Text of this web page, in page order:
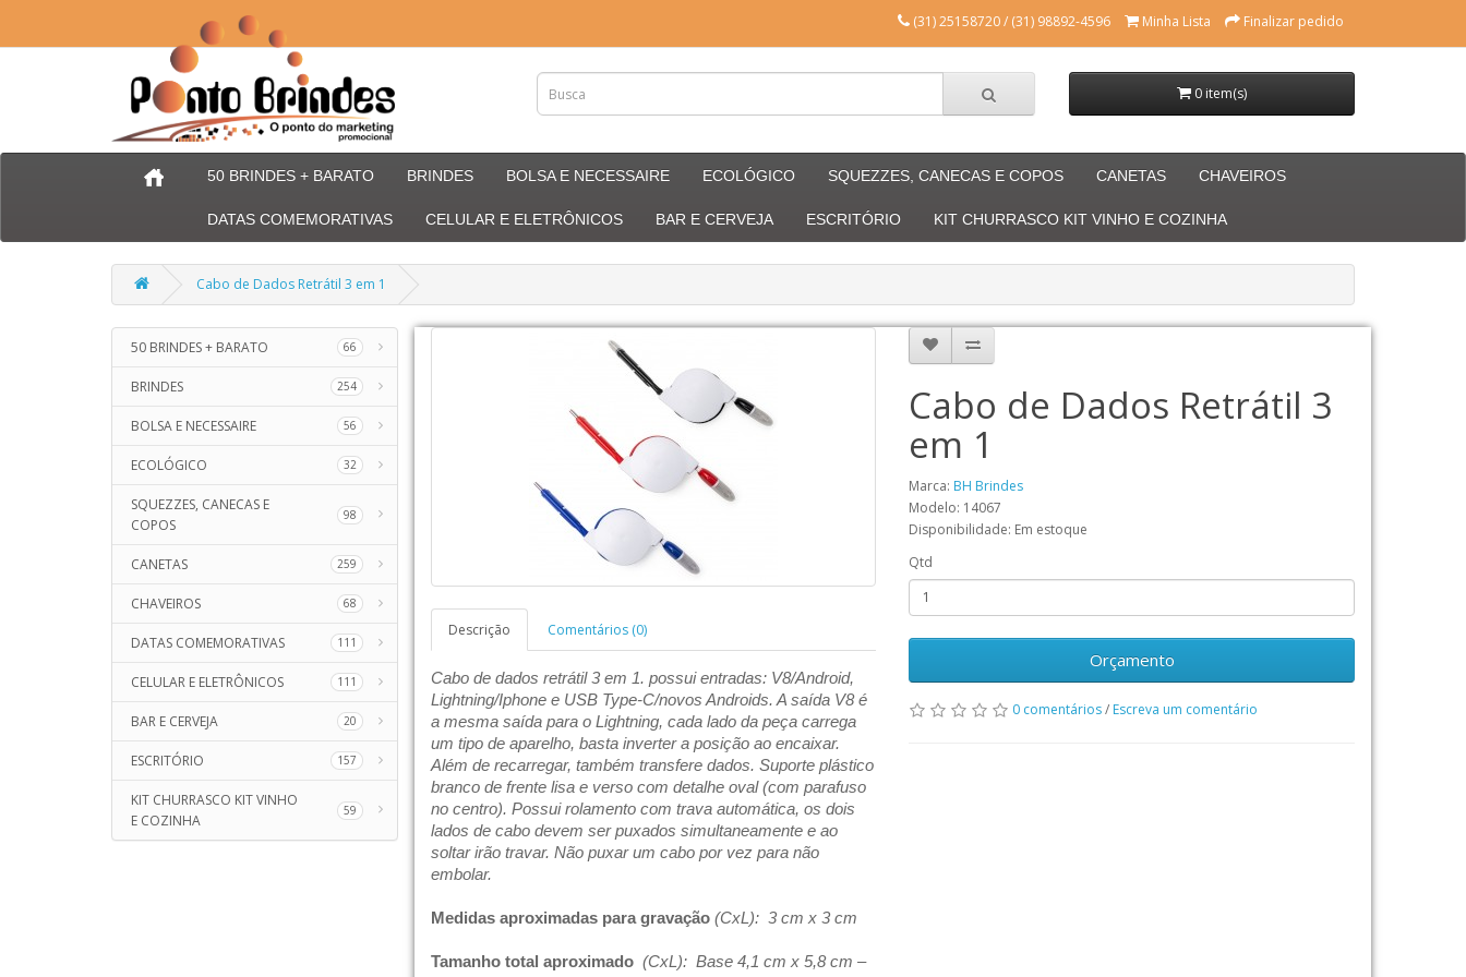
(31) 25158720 / (31) 98892-4596 Minha Lista Finalizar pedido
0 item(s)
50 BRINDES + BARATO BRINDES BOLSA E NECESSAIRE ECOLÓGICO SQUEZZES, CANECAS E COPOS CANETAS CHAVEIROS
DATAS COMEMORATIVAS CELULAR E ELETRÔNICOS BAR E CERVEJA ESCRITÓRIO KIT CHURRASCO KIT VINHO E COZINHA
Cabo de Dados Retrátil 3 em 1
50 BRINDES + BARATO 66
BRINDES 254
BOLSA E NECESSAIRE 56
ECOLÓGICO 32
SQUEZZES, CANECAS E
COPOS
98
CANETAS 259
CHAVEIROS 68
DATAS COMEMORATIVAS 111
CELULAR E ELETRÔNICOS 111
BAR E CERVEJA 20
ESCRITÓRIO 157
KIT CHURRASCO KIT VINHO
E COZINHA
59
Descrição Comentários (0)
Cabo de dados retrátil 3 em 1. possui entradas: V8/Android,
Lightning/Iphone e USB Type-C/novos Androids. A saída V8 é
a mesma saída para o Lightning, cada lado da peça carrega
um tipo de aparelho, basta inverter a posição ao encaixar.
Além de recarregar, também transfere dados. Suporte plástico
branco de frente lisa e verso com detalhe oval (com parafuso
no centro). Possui rolamento com trava automática, os dois
lados de cabo devem ser puxados simultaneamente e ao
soltar irão travar. Não puxar um cabo por vez para não
embolar.
Medidas aproximadas para gravação(CxL): 3 cm x 3 cm
Tamanho total aproximado (CxL): Base 4,1 cm x 5,8 cm –
Cabo de Dados Retrátil 3
em 1
Marca: BH Brindes
Modelo: 14067
Disponibilidade: Em estoque
Qtd
Orçamento
0 comentários/ Escreva um comentário